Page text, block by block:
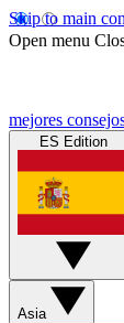
Skip to main
Open menu
mejores
ES Edition
Asia